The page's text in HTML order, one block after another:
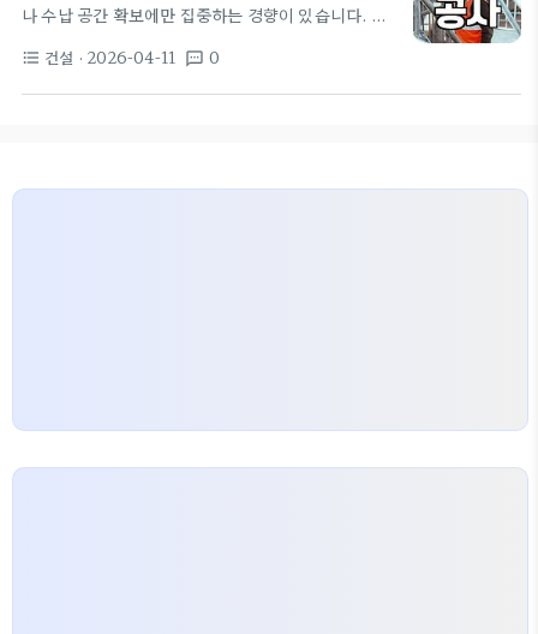
나 수납 공간 확보에만 집중하는 경향이 있습니다. 하
공간이기에, 제대로 된 방수 공사와 환기 시스템 구축
이 무엇보다 중요합니다. 이러한 기본이 갖춰지지 않
format_list_bulleted 건설 · 2026-04-11 textsms 0